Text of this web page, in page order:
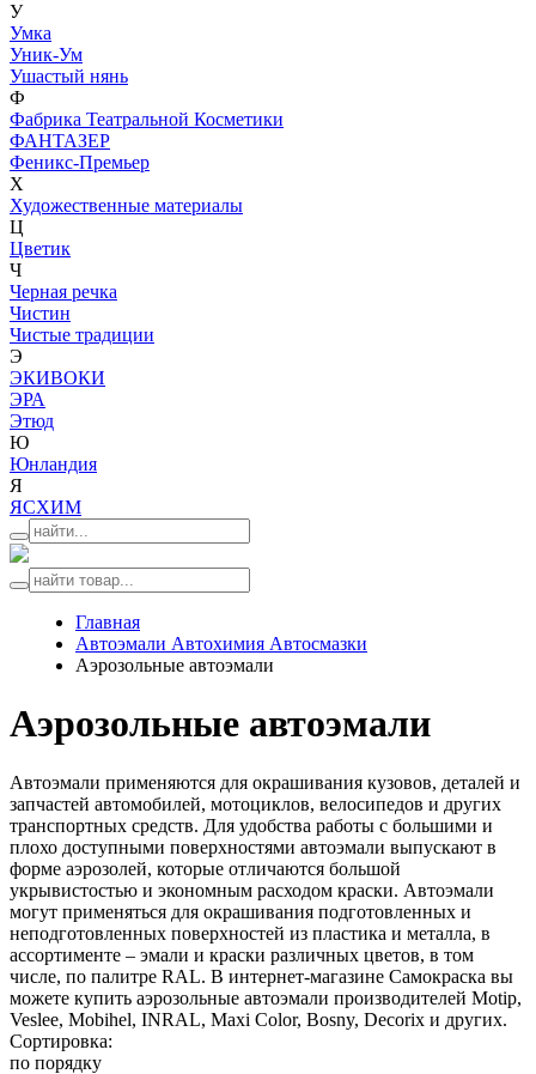
У
Умка
Уник-Ум
Ушастый нянь
Ф
Фабрика Театральной Косметики
ФАНТАЗЕР
Феникс-Премьер
Х
Художественные материалы
Ц
Цветик
Ч
Черная речка
Чистин
Чистые традиции
Э
ЭКИВОКИ
ЭРА
Этюд
Ю
Юнландия
Я
ЯСХИМ
Главная
Автоэмали Автохимия Автосмазки
Аэрозольные автоэмали
Аэрозольные автоэмали
Автоэмали применяются для окрашивания кузовов, деталей и
запчастей автомобилей, мотоциклов, велосипедов и других
транспортных средств. Для удобства работы с большими и
плохо доступными поверхностями автоэмали выпускают в
форме аэрозолей, которые отличаются большой
укрывистостью и экономным расходом краски. Автоэмали
могут применяться для окрашивания подготовленных и
неподготовленных поверхностей из пластика и металла, в
ассортименте – эмали и краски различных цветов, в том
числе, по палитре RAL. В интернет-магазине Самокраска вы
можете купить аэрозольные автоэмали производителей Motip,
Veslee, Mobihel, INRAL, Maxi Color, Bosny, Decorix и других.
Сортировка:
по порядку